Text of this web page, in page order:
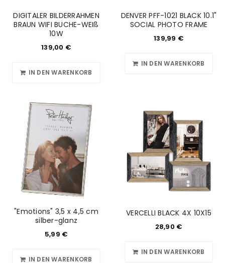
DIGITALER BILDERRAHMEN
BRAUN WIFI BUCHE-WEIß
10W
139,00 €
IN DEN WARENKORB
DENVER PFF-1021 BLACK 10.1"
SOCIAL PHOTO FRAME
139,99 €
IN DEN WARENKORB
"Emotions" 3,5 x 4,5 cm
silber-glanz
5,99 €
IN DEN WARENKORB
VERCELLI BLACK 4X 10X15
28,90 €
IN DEN WARENKORB